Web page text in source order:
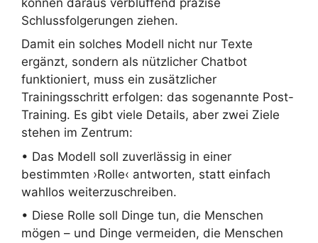
Schlussfolgerungen ziehen.
Damit ein solches Modell nicht nur Texte
ergänzt, sondern als nützlicher Chatbot
funktioniert, muss ein zusätzlicher
Trainingsschritt erfolgen: das sogenannte Post-
Training. Es gibt viele Details, aber zwei Ziele
stehen im Zentrum:
• Das Modell soll zuverlässig in einer
bestimmten ›Rolle‹ antworten, statt einfach
wahllos weiterzuschreiben.
• Diese Rolle soll Dinge tun, die Menschen
mögen – und Dinge vermeiden, die Menschen